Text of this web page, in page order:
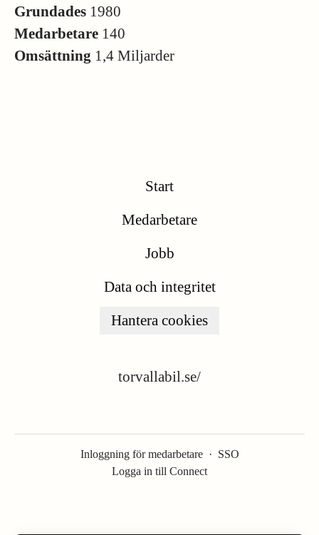
Grundades 1980
Medarbetare 140
Omsättning 1,4 Miljarder
Start
Medarbetare
Jobb
Data och integritet
Hantera cookies
torvallabil.se/
Inloggning för medarbetare · SSO
Logga in till Connect